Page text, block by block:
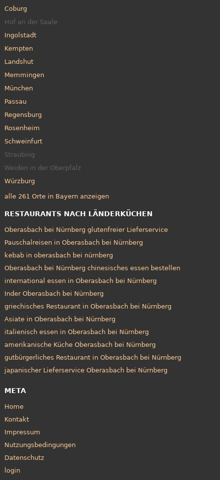
Coburg
Hof an der Saale
Ingolstadt
Kempten
Landshut
Memmingen
München
Passau
Regensburg
Rosenheim
Schweinfurt
Straubing
Weiden in der Oberpfalz
Würzburg
alle 261 Orte in Bayern anzeigen
RESTAURANTS NACH LÄNDERKÜCHEN
Oberasbach bei Nürnberg glutenfreier Lieferservice
Pauschalreisen in Oberasbach bei Nürnberg
kebab in oberasbach bei nürnberg
Oberasbach bei Nürnberg chinesisches essen bestellen
international essen in Oberasbach bei Nürnberg
Inder Oberasbach bei Nürnberg
griechisches Restaurant in Oberasbach bei Nürnberg
Asiate in Oberasbach bei Nürnberg
italienisch essen in Oberasbach bei Nürnberg
amerikanische Küche Oberasbach bei Nürnberg
gutbürgerliches Restaurant in Oberasbach bei Nürnberg
japanischer Lieferservice Oberasbach bei Nürnberg
META
Home
Kontakt
Impressum
Nutzungsbedingungen
Datenschutz
login